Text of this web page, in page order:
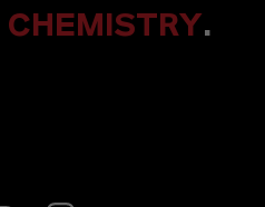
CHEMISTRY.